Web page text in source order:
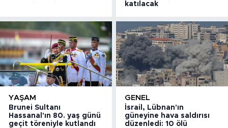
katılacak
YAŞAM
Brunei Sultanı
Hassanal'ın 80. yaş günü
geçit töreniyle kutlandı
GENEL
İsrail, Lübnan'ın
güneyine hava saldırısı
düzenledi: 10 ölü